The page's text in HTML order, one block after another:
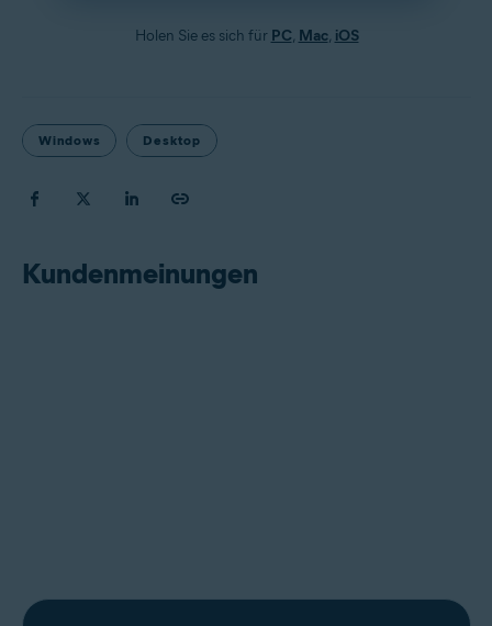
Holen Sie es sich für PC, Mac, iOS
Windows Desktop
Kundenmeinungen